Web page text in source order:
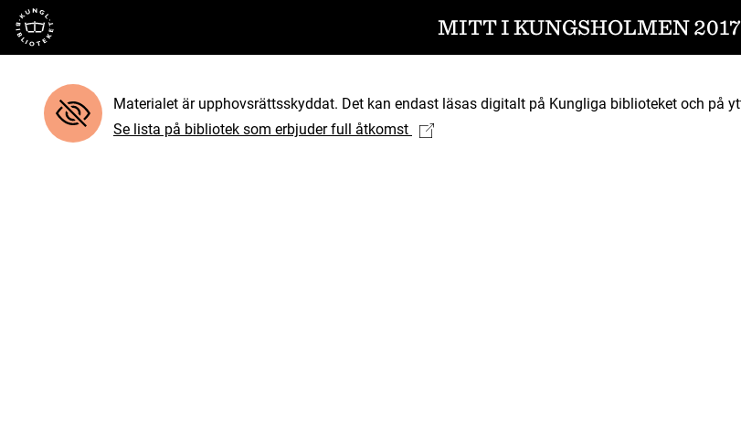
Till startsidan MITT I KUNGSHOLMEN
Materialet är upphovsrättsskyddat. Det kan endast läsas digitalt på Kungliga biblioteket och på
Se lista på bibliotek som erbjuder full åtkomst